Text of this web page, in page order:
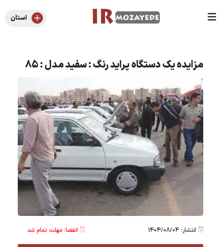
استان
مزایده یک دستگاه پراید رنگ : سفید مدل : 85
انتشار: 1404/08/04 انقضا: مهلت تمام شد